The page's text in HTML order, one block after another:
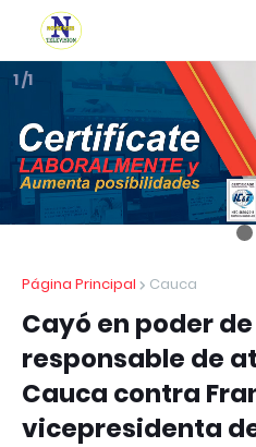
1 /1
Página Principal Cauca
Cayó en poder
responsable de
Cauca contra
vicepresidenta